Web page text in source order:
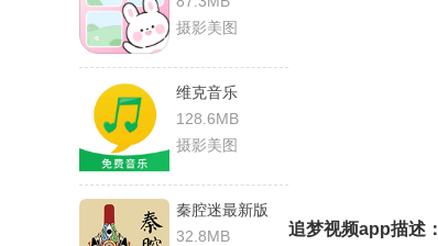
摄影美图
维克音乐
128.6MB
摄影美图
秦腔迷最新版
32.8MB
追梦视频app描述：